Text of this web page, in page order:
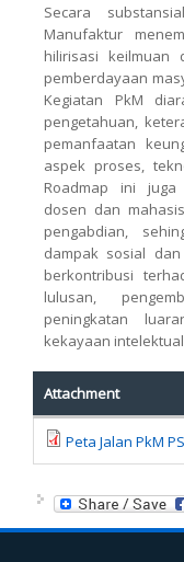
Secara
Manufaktur
hilirisasi
pemberdayaan
Kegiatan PkM
pengetahuan,
pemanfaatan
aspek proses,
Roadmap ini juga
dosen dan
pengabdian,
dampak sosial
berkontribusi
lulusan,
peningkatan
kekayaan
Attachment
Peta Jalan PkM